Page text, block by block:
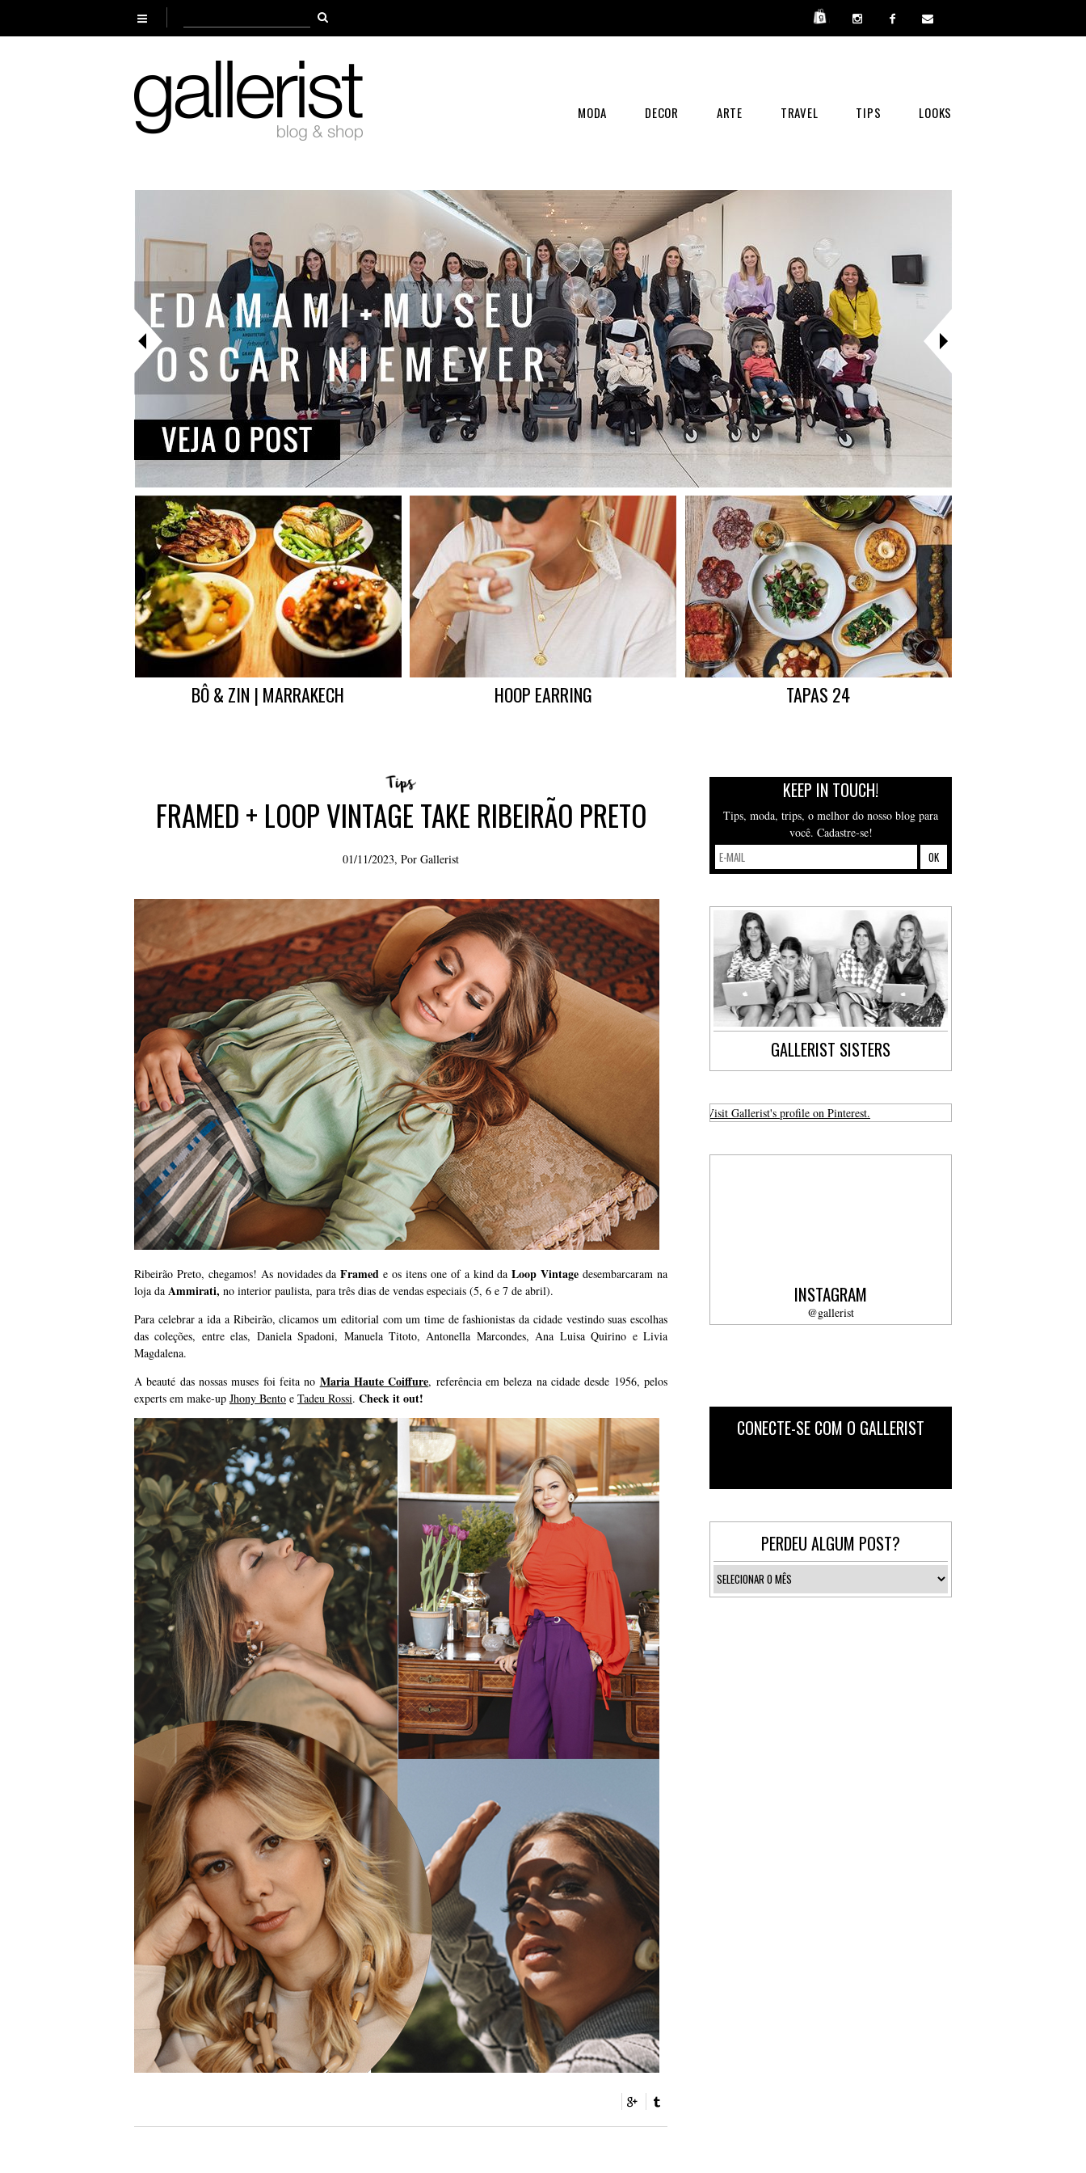
MODA DECOR ARTE TRAVEL TIPS LOOKS
BÔ & ZIN | MARRAKECH HOOP EARRING TAPAS 24
FRAMED + LOOP VINTAGE TAKE RIBEIRÃO PRETO
01/11/2023, Por Gallerist
Ribeirão Preto, chegamos! As novidades daFramed e os itens one of a kind daLoop Vintage desembarcaram na
loja da Ammirati, no interior paulista, para três dias de vendas especiais (5, 6 e 7 de abril).
Para celebrar a ida a Ribeirão, clicamos um editorial com um time de fashionistas da cidade vestindo suas escolhas
das coleções, entre elas, Daniela Spadoni, Manuela Titoto, Antonella Marcondes, Ana Luisa Quirino e Livia
Magdalena.
A beauté das nossas muses foi feita no Maria Haute Coiffure, referência em beleza na cidade desde 1956, pelos
experts em make-up Jhony Bento e Tadeu Rossi. Check it out!
KEEP IN TOUCH!
Tips, moda, trips, o melhor do nosso blog para
você. Cadastre-se!
GALLERIST SISTERS
Visit Gallerist's profile on Pinterest.
INSTAGRAM
@gallerist
CONECTE-SE COM O GALLERIST
PERDEU ALGUM POST?